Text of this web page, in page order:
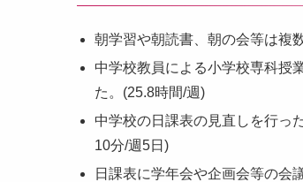
朝学習や朝読書、朝の会等は複
中学校教員による小学校専科授
た。(25.8時間/週)
中学校の日課表の見直しを行っ
10分/週5日)
日課表に学年会や企画会等の会